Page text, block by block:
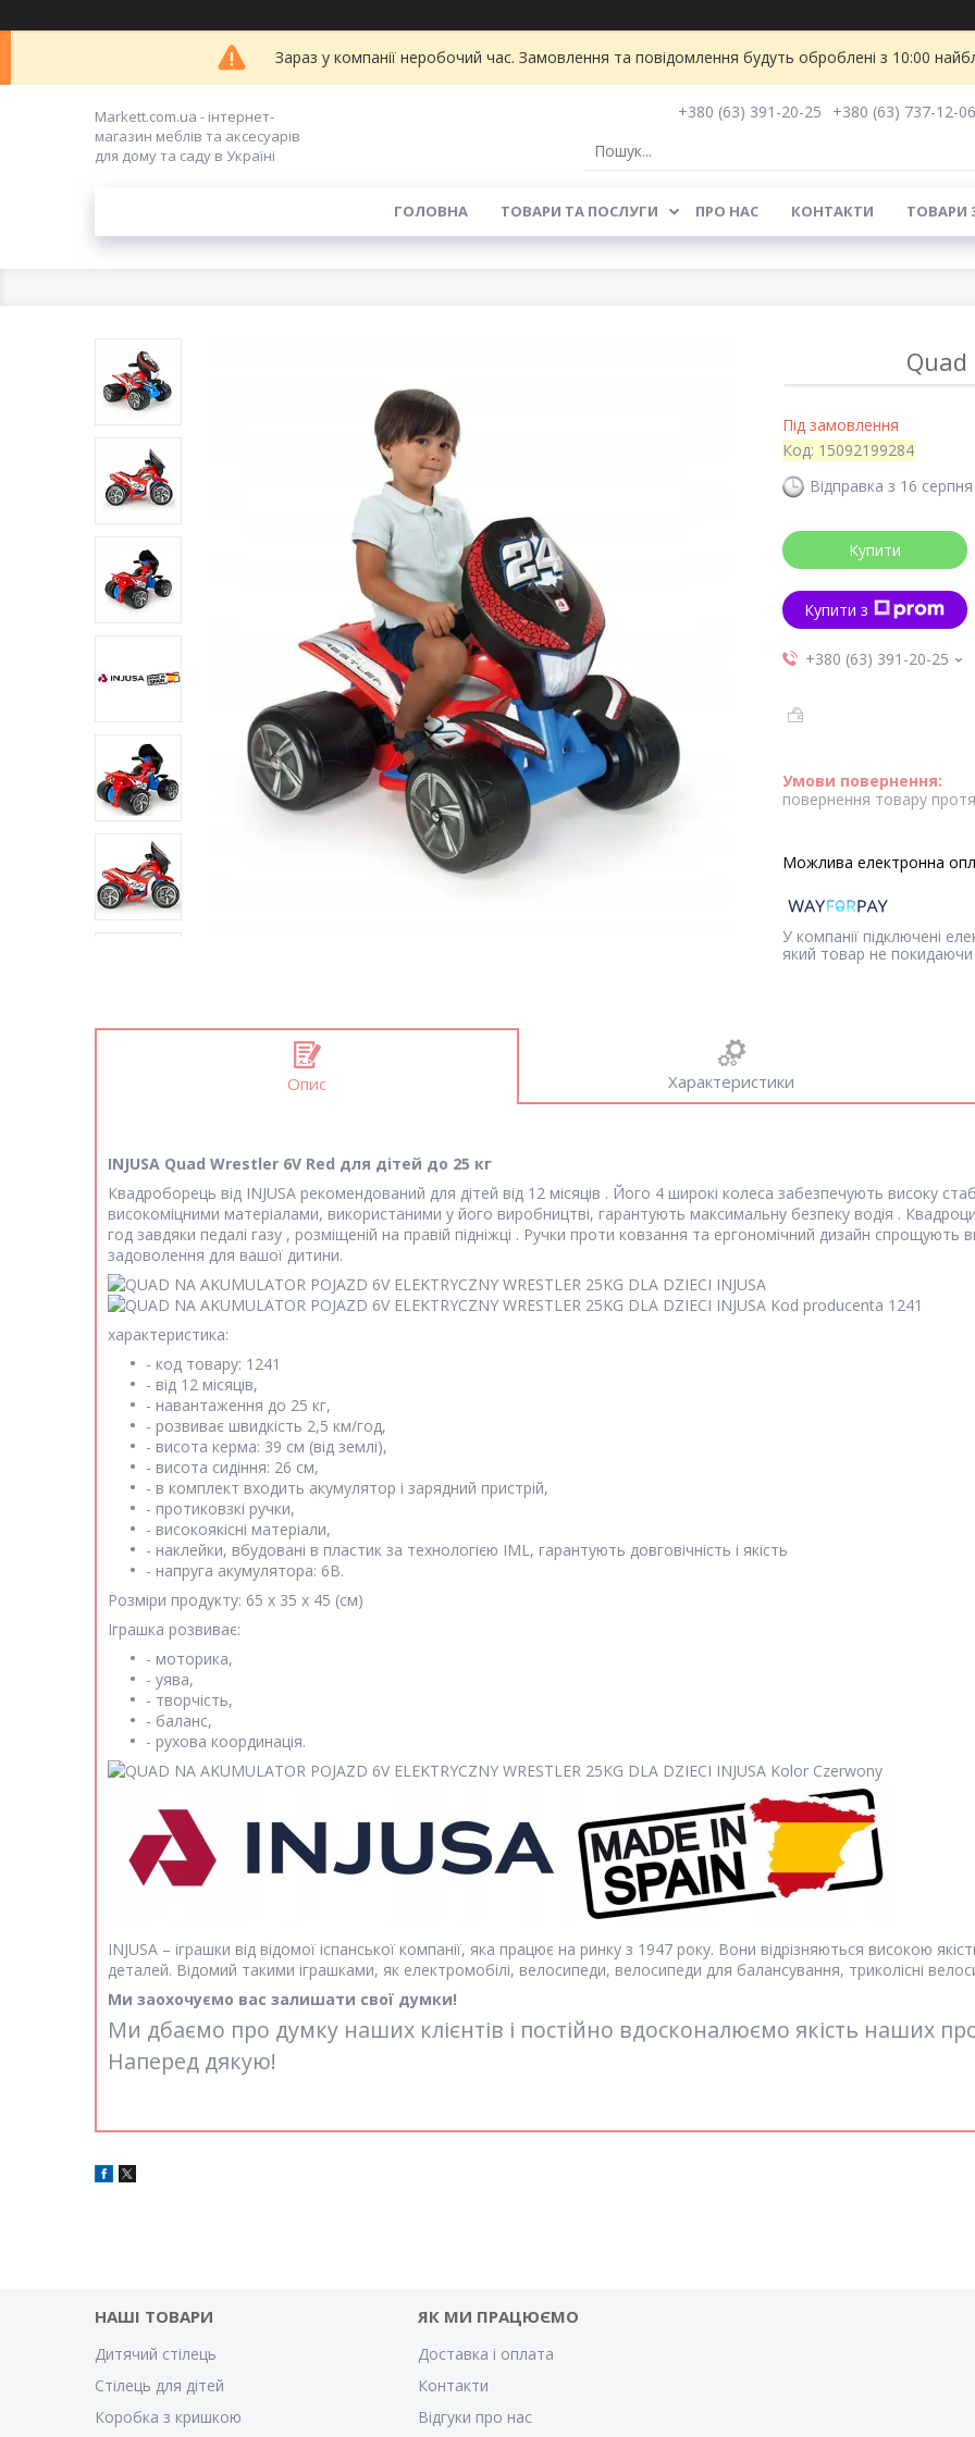
Зараз у компанії неробочий час. Замовлення та повідомлення будуть оброблені з 10:00
Markett.com.ua - інтернет-
магазин меблів та аксесуарів
для дому та саду в Україні
+380 (63) 391-20-25
+380 (63) 737-12-06
ГОЛОВНА ТОВАРИ ТА ПОСЛУГИ ПРО НАС КОНТАКТИ ТОВАРИ
Під замовлення
Код: 15092199284
Відправка з 16
Купити
Купити з
+380 (63) 391-20-25
повернення товару
У компанії підключені
який товар не покидаючи
Опис Характеристики
INJUSA Quad Wrestler 6V Red для дітей до 25 кг
Квадроборець від INJUSA рекомендований для дітей від 12 місяців . Його 4 широкі колеса забезпечують високу
високоміцними матеріалами, використаними у його виробництві, гарантують максимальну безпеку водія .
год завдяки педалі газу , розміщеній на правій підніжці . Ручки проти ковзання та ергономічний дизайн
задоволення для вашої дитини.
характеристика:
- код товару: 1241
- від 12 місяців,
- навантаження до 25 кг,
- розвиває швидкість 2,5 км/год,
- висота керма: 39 см (від землі),
- висота сидіння: 26 см,
- в комплект входить акумулятор і зарядний пристрій,
- протиковзкі ручки,
- високоякісні матеріали,
- наклейки, вбудовані в пластик за технологією IML, гарантують довговічність і якість
- напруга акумулятора: 6В.
Розміри продукту: 65 x 35 x 45 (см)
Іграшка розвиває:
- моторика,
- уява,
- творчість,
- баланс,
- рухова координація.
INJUSA – іграшки від відомої іспанської компанії, яка працює на ринку з 1947 року. Вони відрізняються високою
деталей. Відомий такими іграшками, як електромобілі, велосипеди, велосипеди для балансування, триколісні
Ми заохочуємо вас залишати свої думки!
Ми дбаємо про думку наших клієнтів і постійно вдосконалюємо якість наших
Наперед дякую!
НАШІ ТОВАРИ
Дитячий стілець
Стілець для дітей
Коробка з кришкою
ЯК МИ ПРАЦЮЄМО
Доставка і оплата
Контакти
Відгуки про нас